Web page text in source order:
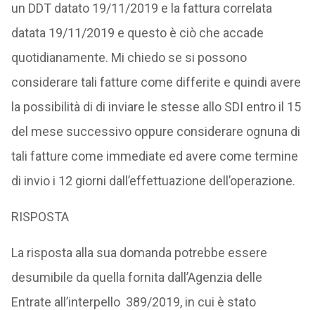
un DDT datato 19/11/2019 e la fattura correlata
datata 19/11/2019 e questo è ciò che accade
quotidianamente. Mi chiedo se si possono
considerare tali fatture come differite e quindi avere
la possibilità di di inviare le stesse allo SDI entro il 15
del mese successivo oppure considerare ognuna di
tali fatture come immediate ed avere come termine
di invio i 12 giorni dall’effettuazione dell’operazione.
RISPOSTA
La risposta alla sua domanda potrebbe essere
desumibile da quella fornita dall’Agenzia delle
Entrate all’interpello 389/2019, in cui è stato